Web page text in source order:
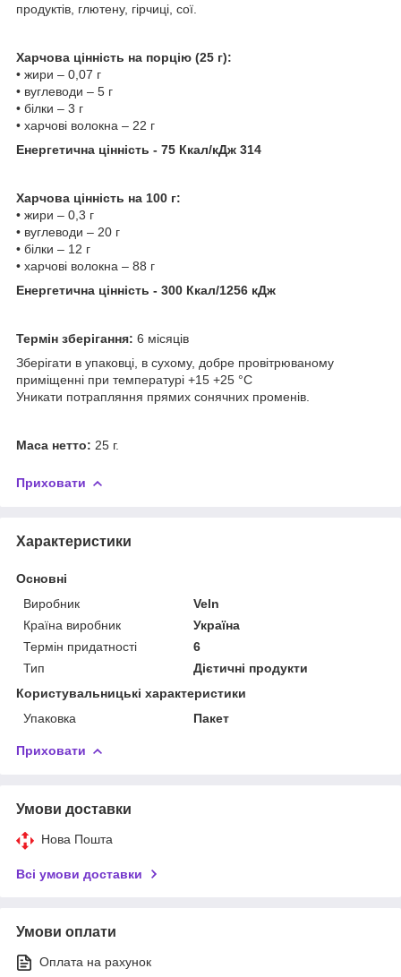
продуктів, глютену, гірчиці, сої.
Харчова цінність на порцію (25 г):
• жири – 0,07 г
• вуглеводи – 5 г
• білки – 3 г
• харчові волокна – 22 г
Енергетична цінність - 75 Ккал/кДж 314
Харчова цінність на 100 г:
• жири – 0,3 г
• вуглеводи – 20 г
• білки – 12 г
• харчові волокна – 88 г
Енергетична цінність - 300 Ккал/1256 кДж
Термін зберігання: 6 місяців
Зберігати в упаковці, в сухому, добре провітрюваному
приміщенні при температурі +15 +25 °С
Уникати потрапляння прямих сонячних променів.
Маса нетто: 25 г.
Приховати
Характеристики
Основні
Виробник
Veln
Країна виробник
Україна
Термін придатності
6
Тип
Дієтичні продукти
Користувальницькі характеристики
Упаковка
Пакет
Приховати
Умови доставки
Нова Пошта
Всі умови доставки
Умови оплати
Оплата на рахунок